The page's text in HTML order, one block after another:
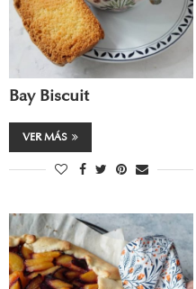
Bay Biscuit
VER MÁS